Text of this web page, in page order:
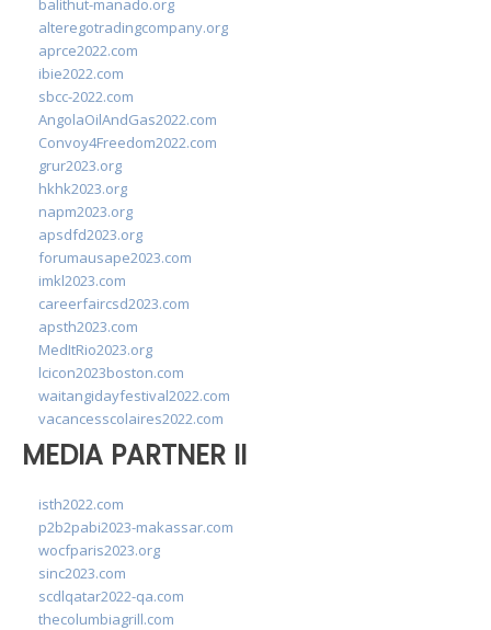
balithut-manado.org
alteregotradingcompany.org
aprce2022.com
ibie2022.com
sbcc-2022.com
AngolaOilAndGas2022.com
Convoy4Freedom2022.com
grur2023.org
hkhk2023.org
napm2023.org
apsdfd2023.org
forumausape2023.com
imkl2023.com
careerfaircsd2023.com
apsth2023.com
MedItRio2023.org
lcicon2023boston.com
waitangidayfestival2022.com
vacancesscolaires2022.com
MEDIA PARTNER II
isth2022.com
p2b2pabi2023-makassar.com
wocfparis2023.org
sinc2023.com
scdlqatar2022-qa.com
thecolumbiagrill.com